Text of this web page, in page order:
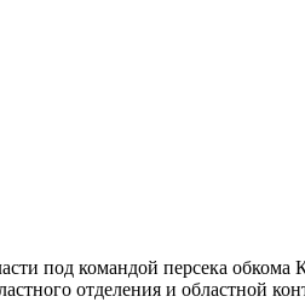
под командой персека
отделения и областной